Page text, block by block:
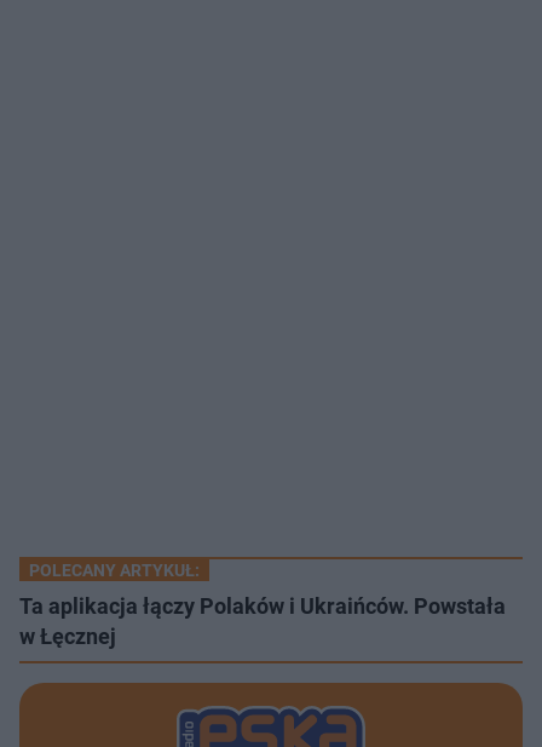
POLECANY ARTYKUŁ:
Ta aplikacja łączy Polaków i Ukraińców. Powstała
w Łęcznej